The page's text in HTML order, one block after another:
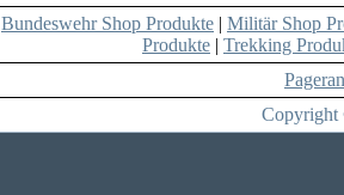
Bundeswehr Shop Produkte | Militär Shop
Produkte | Trekking